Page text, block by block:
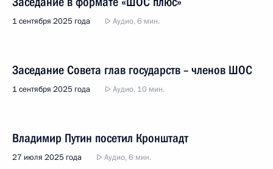
1 сентября 2025 года Аудио, 6 мин.
Заседание Совета глав государств – членов ШОС
1 сентября 2025 года Аудио, 10 мин.
Владимир Путин посетил Кронштадт
27 июля 2025 года Аудио, 6 мин.